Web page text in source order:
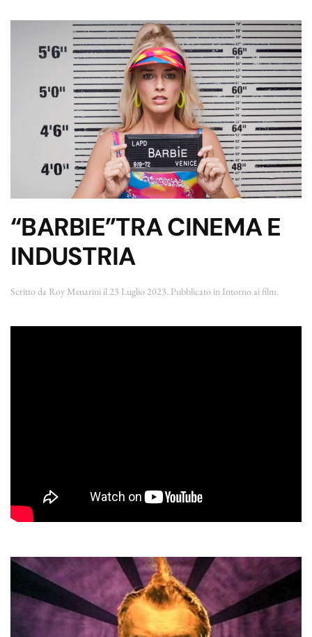
“BARBIE”TRA CINEMA E
INDUSTRIA
Scritto da Roy Menarini il23 Luglio 2023. Pubblicato in Intorno ai film.